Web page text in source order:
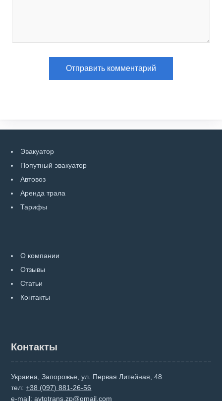
Эвакуатор
Попутный эвакуатор
Автовоз
Аренда трала
Тарифы
О компании
Отзывы
Статьи
Контакты
Контакты
Украина, Запорожье, ул. Первая Литейная, 48
тел:+38 (097) 881-26-56
e-mail:avtotrans.zp@gmail.com